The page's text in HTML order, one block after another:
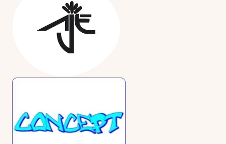
Communautés de pratique
Parcours membre